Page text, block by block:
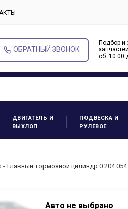
ОБРАТНЫЙ ЗВОНОК
Подбор и
cб. 10:00
ДВИГАТЕЛЬ И
ВЫХЛОП
ПОДВЕСКА И
РУЛЕВОЕ
Главный тормозной цилиндр 0 204 054
Авто не выбрано